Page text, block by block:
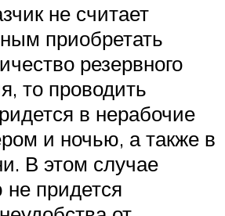
не считает
приобретать
резервного
то проводить
в нерабочие
и ночью, а также в
В этом случае
придется